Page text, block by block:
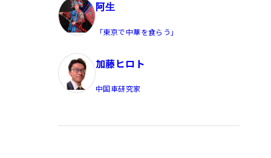
阿生
「東京で中華を食らう」
加藤ヒロト
中国車研究家